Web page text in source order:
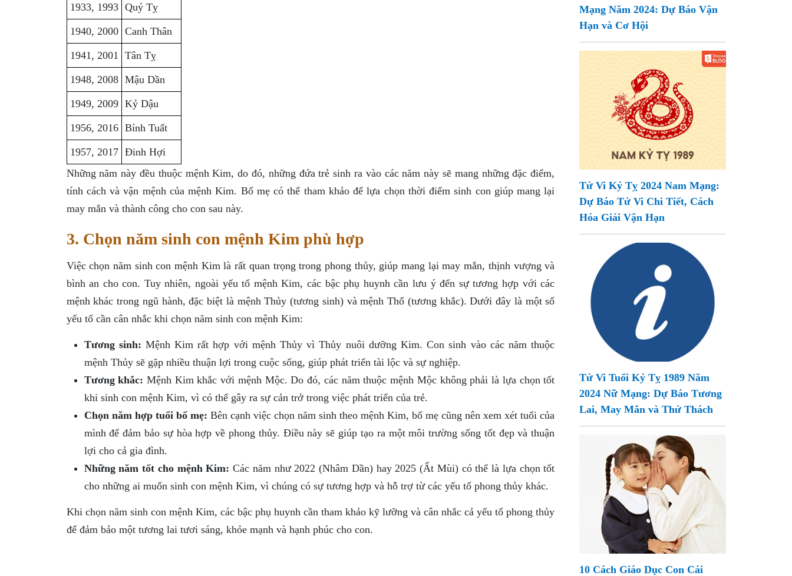
1933, 1993 Quý Tỵ
1940, 2000 Canh Thân
1941, 2001 Tân Tỵ
1948, 2008 Mậu Dần
1949, 2009 Kỷ Dậu
1956, 2016 Bính Tuất
1957, 2017 Đinh Hợi
Những năm này đều thuộc mệnh Kim, do đó, những đứa trẻ sinh ra vào các năm này sẽ mang những đặc điểm,
tính cách và vận mệnh của mệnh Kim. Bố mẹ có thể tham khảo để lựa chọn thời điểm sinh con giúp mang lại
may mắn và thành công cho con sau này.
3. Chọn năm sinh con mệnh Kim phù hợp
Việc chọn năm sinh con mệnh Kim là rất quan trọng trong phong thủy, giúp mang lại may mắn, thịnh vượng và
bình an cho con. Tuy nhiên, ngoài yếu tố mệnh Kim, các bậc phụ huynh cần lưu ý đến sự tương hợp với các
mệnh khác trong ngũ hành, đặc biệt là mệnh Thủy (tương sinh) và mệnh Thổ (tương khắc). Dưới đây là một số
yếu tố cần cân nhắc khi chọn năm sinh con mệnh Kim:
Tương sinh: Mệnh Kim rất hợp với mệnh Thủy vì Thủy nuôi dưỡng Kim. Con sinh vào các năm thuộc
mệnh Thủy sẽ gặp nhiều thuận lợi trong cuộc sống, giúp phát triển tài lộc và sự nghiệp.
Tương khắc: Mệnh Kim khắc với mệnh Mộc. Do đó, các năm thuộc mệnh Mộc không phải là lựa chọn tốt
khi sinh con mệnh Kim, vì có thể gây ra sự cản trở trong việc phát triển của trẻ.
Chọn năm hợp tuổi bố mẹ: Bên cạnh việc chọn năm sinh theo mệnh Kim, bố mẹ cũng nên xem xét tuổi của
mình để đảm bảo sự hòa hợp về phong thủy. Điều này sẽ giúp tạo ra một môi trường sống tốt đẹp và thuận
lợi cho cả gia đình.
Những năm tốt cho mệnh Kim: Các năm như 2022 (Nhâm Dần) hay 2025 (Ất Mùi) có thể là lựa chọn tốt
cho những ai muốn sinh con mệnh Kim, vì chúng có sự tương hợp và hỗ trợ từ các yếu tố phong thủy khác.
Khi chọn năm sinh con mệnh Kim, các bậc phụ huynh cần tham khảo kỹ lưỡng và cân nhắc cả yếu tố phong thủy
để đảm bảo một tương lai tươi sáng, khỏe mạnh và hạnh phúc cho con.
Mạng Năm 2024: Dự Báo Vận
Hạn và Cơ Hội
Tử Vi Kỷ Tỵ 2024 Nam Mạng:
Dự Báo Tử Vi Chi Tiết, Cách
Hóa Giải Vận Hạn
Tử Vi Tuổi Kỷ Tỵ 1989 Năm
2024 Nữ Mạng: Dự Báo Tương
Lai, May Mắn và Thử Thách
10 Cách Giáo Dục Con Cái